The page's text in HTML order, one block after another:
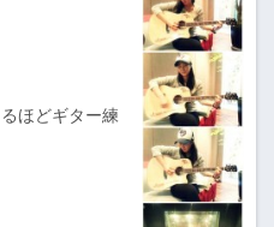
ほどギター練